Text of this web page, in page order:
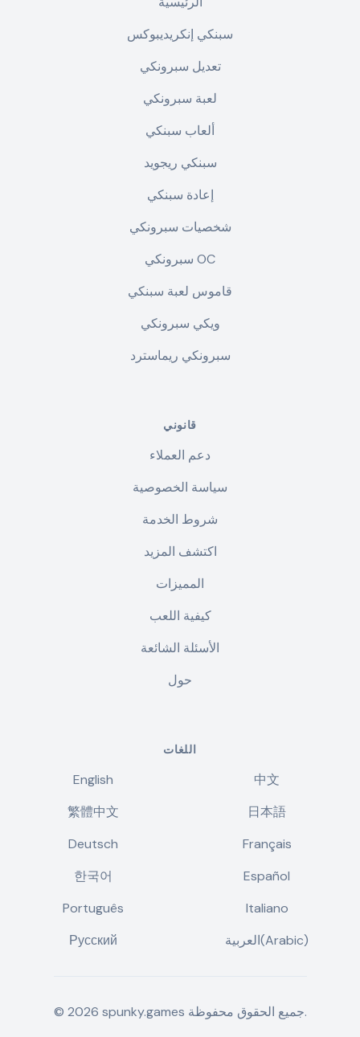
سبنكي إنكريديبوكس
تعديل سبرونكي
لعبة سبرونكي
ألعاب سبنكي
سبنكي ريجويد
إعادة سبنكي
شخصيات سبرونكي
سبرونكي OC
قاموس لعبة سبنكي
ويكي سبرونكي
سبرونكي ريماسترد
قانوني
دعم العملاء
سياسة الخصوصية
شروط الخدمة
اكتشف المزيد
المميزات
كيفية اللعب
الأسئلة الشائعة
حول
اللغات
English
中文
繁體中文
日本語
Deutsch
Français
한국어
Español
Português
Italiano
Русский
العربية(Arabic)
© 2026 spunky.games جميع الحقوق محفوظة.